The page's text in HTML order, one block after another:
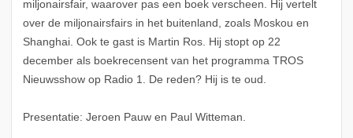
miljonairsfair, waarover pas een boek verscheen. Hij vertelt
over de miljonairsfairs in het buitenland, zoals Moskou en
Shanghai. Ook te gast is Martin Ros. Hij stopt op 22
december als boekrecensent van het programma TROS
Nieuwsshow op Radio 1. De reden? Hij is te oud.
Presentatie: Jeroen Pauw en Paul Witteman.